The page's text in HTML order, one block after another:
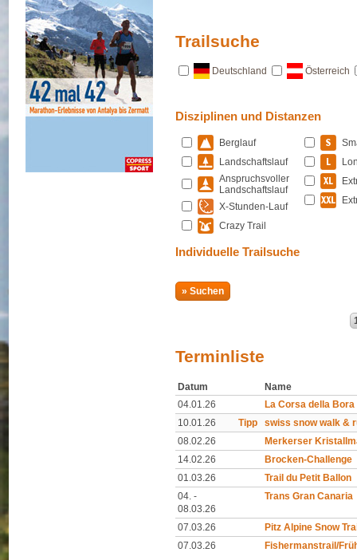
Trailsuche
Deutschland Österreich
Disziplinen und Distanzen
Berglauf
Landschaftslauf
Anspruchsvoller
Landschaftslauf
X-Stunden-Lauf
Crazy Trail
Individuelle Trailsuche
Terminliste
Datum
Name
04.01.26
La Corsa della Bora
10.01.26
Tipp
swiss snow walk &
08.02.26
Merkerser
14.02.26
Brocken-Challenge
01.03.26
Trail du Petit Ballon
04. -
08.03.26
Trans Gran Canaria
07.03.26
Pitz Alpine Snow
07.03.26
Fishermanstrail/